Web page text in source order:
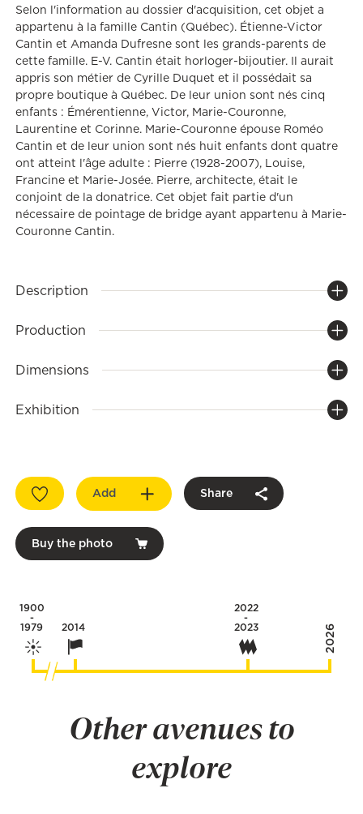
Selon l'information au dossier d'acquisition, cet objet a
appartenu à la famille Cantin (Québec). Étienne-Victor
Cantin et Amanda Dufresne sont les grands-parents de
cette famille. E-V. Cantin était horloger-bijoutier. Il aurait
appris son métier de Cyrille Duquet et il possédait sa
propre boutique à Québec. De leur union sont nés cinq
enfants : Émérentienne, Victor, Marie-Couronne,
Laurentine et Corinne. Marie-Couronne épouse Roméo
Cantin et de leur union sont nés huit enfants dont quatre
ont atteint l'âge adulte : Pierre (1928-2007), Louise,
Francine et Marie-Josée. Pierre, architecte, était le
conjoint de la donatrice. Cet objet fait partie d'un
nécessaire de pointage de bridge ayant appartenu à Marie-
Couronne Cantin.
Description
Production
Dimensions
Exhibition
Add Share
Buy the photo
1900
-
1979 2014
2022
-
2023 2026
Other avenues to
explore